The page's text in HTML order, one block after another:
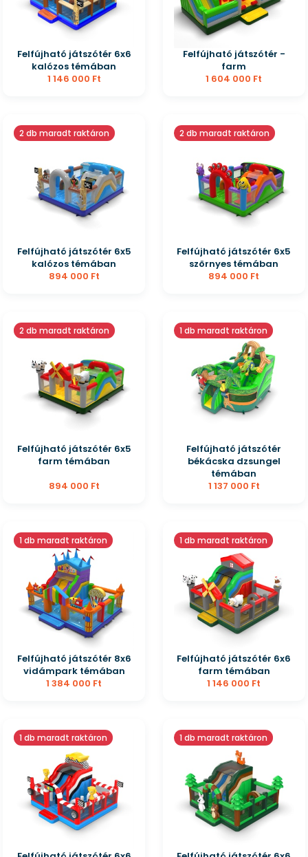
Felfújható játszótér 6x6
kalózos témában
1 146 000 Ft
Felfújható játszótér -
farm
1 604 000 Ft
2 db maradt raktáron
Felfújható játszótér 6x5
kalózos témában
894 000 Ft
2 db maradt raktáron
Felfújható játszótér 6x5
szörnyes témában
894 000 Ft
2 db maradt raktáron
Felfújható játszótér 6x5
farm témában
894 000 Ft
1 db maradt raktáron
Felfújható játszótér
békácska dzsungel
témában
1 137 000 Ft
1 db maradt raktáron
Felfújható játszótér 8x6
vidámpark témában
1 384 000 Ft
1 db maradt raktáron
Felfújható játszótér 6x6
farm témában
1 146 000 Ft
1 db maradt raktáron 1 db maradt raktáron